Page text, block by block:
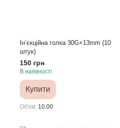
Інʼєкційна голка 30G×13mm (10
штук)
150 грн
В наявності
Купити
Об'єм 10.00